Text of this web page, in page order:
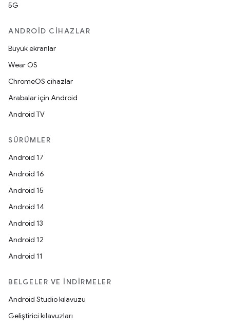
5G
ANDROID CIHAZLAR
Büyük ekranlar
Wear OS
ChromeOS cihazlar
Arabalar için Android
Android TV
SÜRÜMLER
Android 17
Android 16
Android 15
Android 14
Android 13
Android 12
Android 11
BELGELER VE İNDIRMELER
Android Studio kılavuzu
Geliştirici kılavuzları